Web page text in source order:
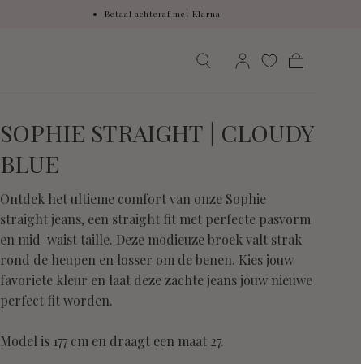
Betaal achteraf met Klarna
SOPHIE STRAIGHT | CLOUDY
BLUE
Ontdek het ultieme comfort van onze Sophie
straight jeans, een straight fit met perfecte pasvorm
en mid-waist taille. Deze modieuze broek valt strak
rond de heupen en losser om de benen. Kies jouw
favoriete kleur en laat deze zachte jeans jouw nieuwe
perfect fit worden.
Model is 177 cm en draagt een maat 27.